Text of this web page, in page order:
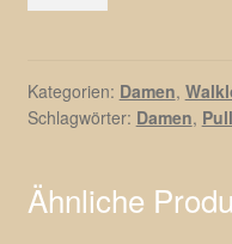
Kategorien: Damen,
Schlagwörter: Damen,
Ähnliche